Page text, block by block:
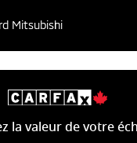
Mitsubishi
la valeur de votre